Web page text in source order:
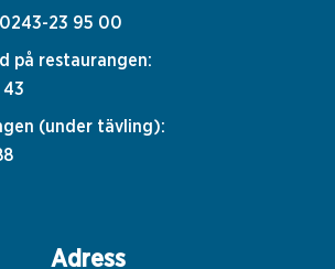
0243-23 95 00
på restaurangen:
(under tävling):
Adress